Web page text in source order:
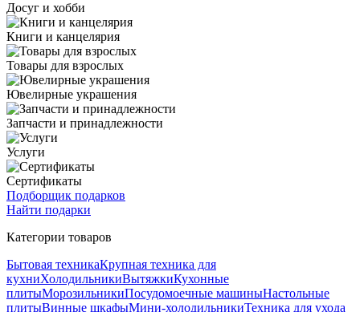
Досуг и хобби
Книги и канцелярия
Товары для взрослых
Ювелирные украшения
Запчасти и принадлежности
Услуги
Сертификаты
Подборщик подарков
Найти подарки
Категории товаров
Бытовая техникаКрупная техника для
кухниХолодильникиВытяжкиКухонные
плитыМорозильникиПосудомоечные машиныНастольные
плитыВинные шкафыМини-холодильникиТехника для ухода